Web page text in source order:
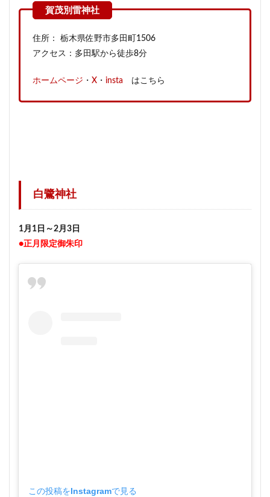
住所： 栃木県佐野市多田町1506
アクセス：多田駅から徒歩8分
ホームページ ・ X ・ insta はこちら
白鷺神社
1月1日～2月3日
●正月限定御朱印
この投稿をInstagramで見る